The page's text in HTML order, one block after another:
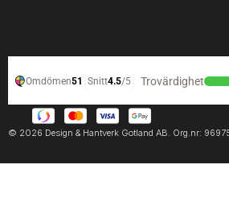
© 2026 Design & Hantverk Gotland AB. Org.nr: